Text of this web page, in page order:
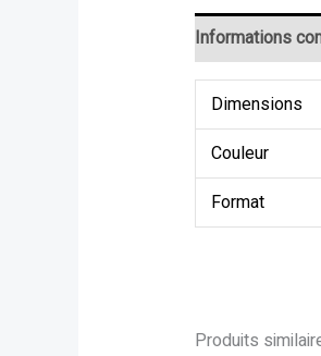
Informations
Dimensions
Couleur
Format
Produits